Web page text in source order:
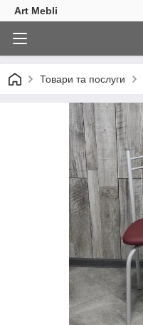
Art Mebli
Товари та послуги